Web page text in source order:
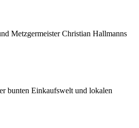
Metzgermeister Christian Hallmanns
bunten Einkaufswelt und lokalen